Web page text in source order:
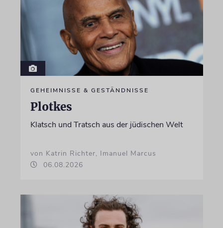
GEHEIMNISSE & GESTÄNDNISSE
Plotkes
Klatsch und Tratsch aus der jüdischen Welt
von Katrin Richter, Imanuel Marcus
06.08.2026